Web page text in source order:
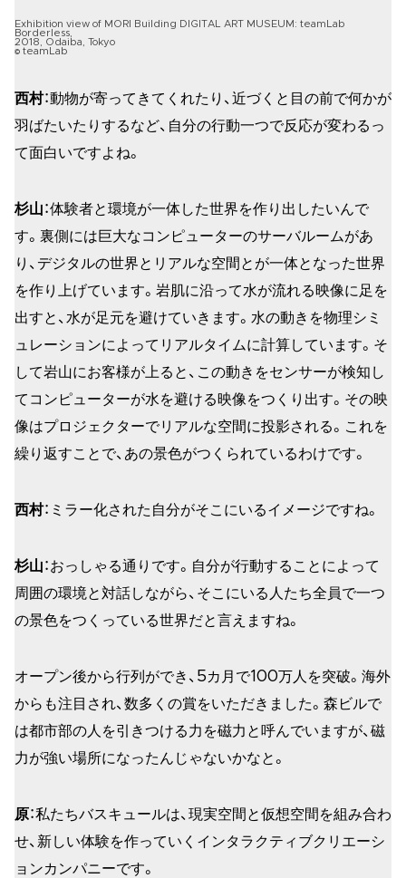
Exhibition view of MORI Building DIGITAL ART MUSEUM: teamLab
Borderless,
2018, Odaiba, Tokyo
© teamLab
西村：動物が寄ってきてくれたり、近づくと目の前で何かが
羽ばたいたりするなど、自分の行動一つで反応が変わるっ
て面白いですよね。
杉山：体験者と環境が一体した世界を作り出したいんで
す。裏側には巨大なコンピューターのサーバルームがあ
り、デジタルの世界とリアルな空間とが一体となった世界
を作り上げています。岩肌に沿って水が流れる映像に足を
出すと、水が足元を避けていきます。水の動きを物理シミ
ュレーションによってリアルタイムに計算しています。そ
して岩山にお客様が上ると、この動きをセンサーが検知し
てコンピューターが水を避ける映像をつくり出す。その映
像はプロジェクターでリアルな空間に投影される。これを
繰り返すことで、あの景色がつくられているわけです。
西村：ミラー化された自分がそこにいるイメージですね。
杉山：おっしゃる通りです。自分が行動することによって
周囲の環境と対話しながら、そこにいる人たち全員で一つ
の景色をつくっている世界だと言えますね。
オープン後から行列ができ、5カ月で100万人を突破。海外
からも注目され、数多くの賞をいただきました。森ビルで
は都市部の人を引きつける力を磁力と呼んでいますが、磁
力が強い場所になったんじゃないかなと。
原：私たちバスキュールは、現実空間と仮想空間を組み合わ
せ、新しい体験を作っていくインタラクティブクリエーシ
ョンカンパニーです。